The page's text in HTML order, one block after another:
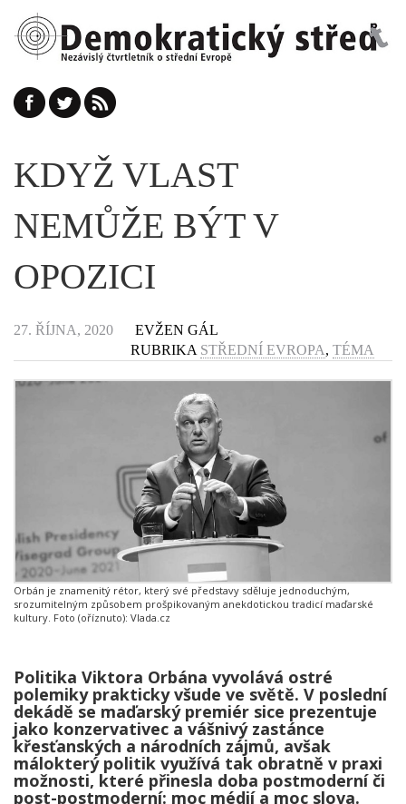
KDYŽ VLAST
NEMŮŽE BÝT V
OPOZICI
27. ŘÍJNA, 2020
EVŽEN GÁL
RUBRIKA STŘEDNÍ EVROPA, TÉMA
Orbán je znamenitý rétor, který své představy sděluje jednoduchým,
srozumitelným způsobem prošpikovaným anekdotickou tradicí maďarské
kultury. Foto (oříznuto): Vlada.cz
Politika Viktora Orbána vyvolává ostré
polemiky prakticky všude ve světě. V poslední
dekádě se maďarský premiér sice prezentuje
jako konzervativec a vášnivý zastánce
křesťanských a národních zájmů, avšak
málokterý politik využívá tak obratně v praxi
možnosti, které přinesla doba postmoderní či
post-postmoderní: moc médií a moc slova.